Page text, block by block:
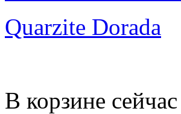
Quarzite Dorada
В корзине сейчас